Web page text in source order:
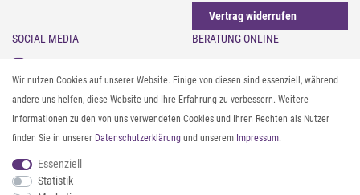
Vertrag widerrufen
SOCIAL MEDIA
Instagram
Facebook
Pinterest
Twitter
Youtube
Threads
BERATUNG ONLINE
Gürtel messen & kürzen
Sonnenbrillen & UV-Schutz
Textilpflege
Textil- und Material-Guide
Geldbörse richtig organisieren
Wir nutzen Cookies auf unserer Website. Einige von diesen sind essenziell, während
andere uns helfen, diese Website und Ihre Erfahrung zu verbessern. Weitere
Informationen zu den von uns verwendeten Cookies und Ihren Rechten als Nutzer
finden Sie in unserer Daten­schutz­erklärung und unserem Impressum.
Essenziell
Statistik